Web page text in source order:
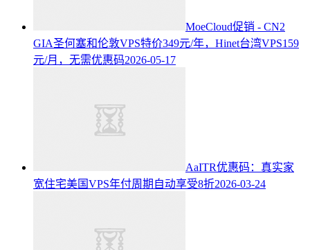
MoeCloud促销 - CN2
GIA圣何塞和伦敦VPS特价349元/年，Hinet台湾VPS159
元/月，无需优惠码2026-05-17
AaITR优惠码：真实家
宽住宅美国VPS年付周期自动享受8折2026-03-24